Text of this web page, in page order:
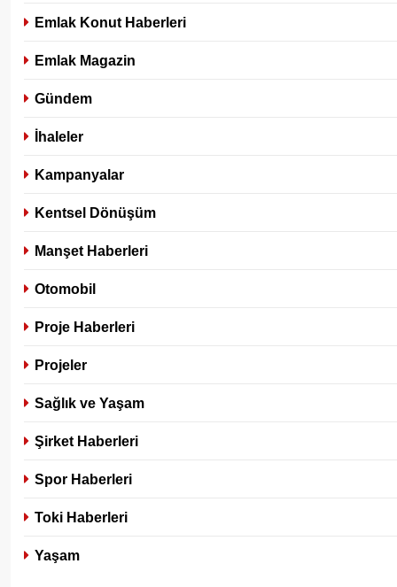
Emlak Konut Haberleri
Emlak Magazin
Gündem
İhaleler
Kampanyalar
Kentsel Dönüşüm
Manşet Haberleri
Otomobil
Proje Haberleri
Projeler
Sağlık ve Yaşam
Şirket Haberleri
Spor Haberleri
Toki Haberleri
Yaşam